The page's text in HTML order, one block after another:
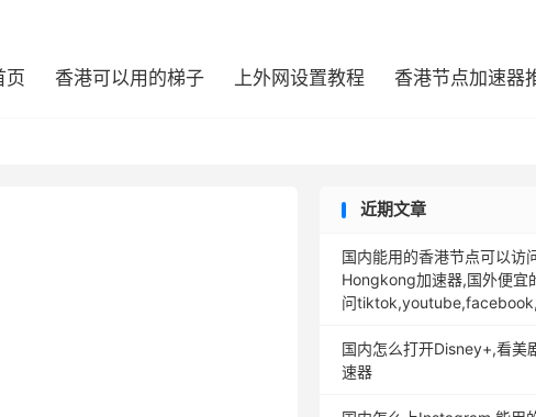
页 香港可以用的梯子 上外网设置教程 香港节点加速器
近期文章
国内能用的香港节点可以访
Hongkong加速器,国外便宜
问
国内怎么打开Disney+,看美
速器